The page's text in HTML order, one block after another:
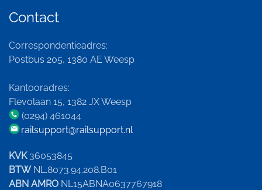
Contact
Correspondentieadres:
Postbus 205, 1380 AE Weesp
Kantooradres:
Flevolaan 15, 1382 JX Weesp
(0294) 461044
railsupport@railsupport.nl
KVK 36053845
BTW NL.8073.94.208.B01
ABN AMRO NL15ABNA0637767918